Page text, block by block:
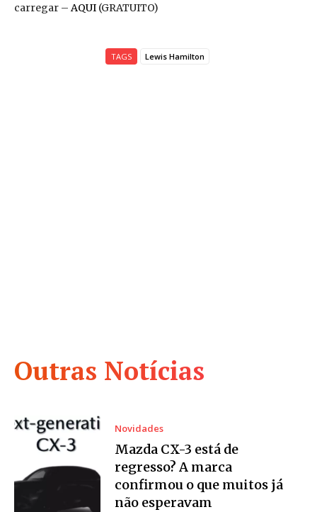
Outras Notícias
Novidades
Mazda CX-3 está de
regresso? A marca
confirmou o que muitos já
não esperavam
carregar – AQUI (GRATUITO)
TAGS Lewis Hamilton